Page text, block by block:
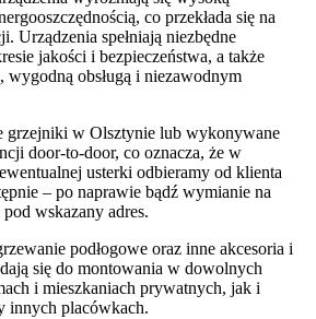
co przekłada się na
Urządzenia spełniają niezbędne
jakości i bezpieczeństwa, a także
wygodną obsługą i niezawodnym
grzejniki w Olsztynie lub wykonywane
door-to-door, co oznacza, że w
usterki odbieramy od klienta
– po naprawie bądź wymianie na
wskazany adres.
podłogowe oraz inne akcesoria i
się do montowania w dowolnych
i mieszkaniach prywatnych, jak i
innych placówkach.